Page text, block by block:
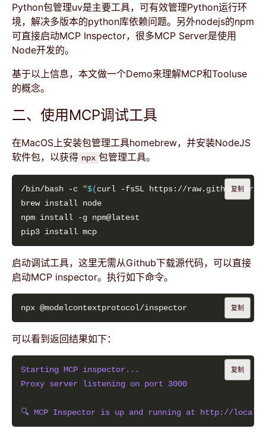
Python包管理uv是主要工具，可有效管理Python运行环
境，解决多版本的python库依赖问题。另外nodejs的npm
可直接启动MCP Inspector，很多MCP Server是使用
Node开发的。
基于以上信息，本文做一个Demo来理解MCP和Tooluse
的概念。
二、使用MCP调试工具
在MacOS上安装包管理工具homebrew，并安装NodeJS
软件包，以获得 npx 包管理工具。
/bin/bash -c "$(curl -fsSL https://
复制
启动调试工具，这里无需从Github下载源代码，可以直接
启动MCP inspector。执行如下命令。
复制
可以看到返回结果如下：
Starting MCP inspector...
Proxy server listening on port 3000
🔍 MCP Inspector is up and running at http://
复制